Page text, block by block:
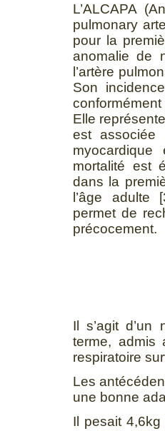
L’ALCAPA
pulmonary
pour la
anomalie de
l’artère
Son
Elle
est associée
mortalité est
dans la
l’âge adulte
permet de
précocement.
Il s’agit
terme, admis
respiratoire
Les
une bonne
Il pesait